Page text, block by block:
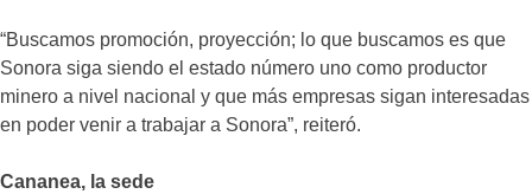
“Buscamos promoción, proyección; lo que buscamos es que
Sonora siga siendo el estado número uno como productor
minero a nivel nacional y que más empresas sigan interesadas
en poder venir a trabajar a Sonora”, reiteró.
Cananea, la sede